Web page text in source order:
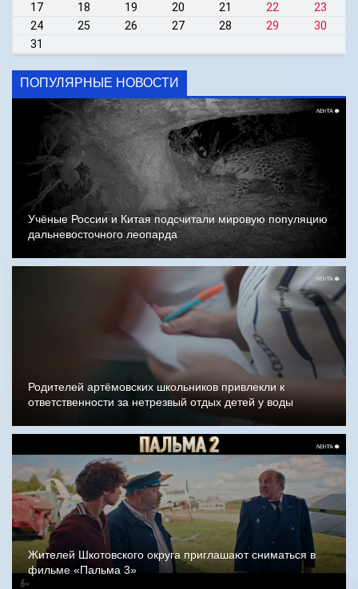
17
18 19 20 21 22
23
24
25 26 27 28 29
30
31
ПОПУЛЯРНЫЕ НОВОСТИ
Учёные России и Китая подсчитали мировую популяцию
дальневосточного леопарда
Родителей артёмовских школьников привлекли к
ответственности за нетрезвый отдых детей у воды
Жителей Шкотовского округа приглашают сниматься в
фильме «Пальма 3»